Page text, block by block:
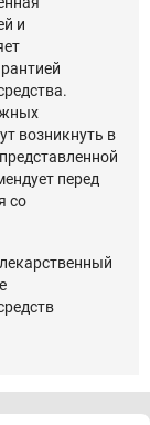
и
возникнуть в
перед
со